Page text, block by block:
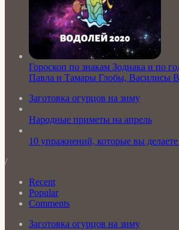
Гороскоп по знакам Зодиака и по
Павла и Тамары Глобы, Василисы
Заготовка огурцов на зиму
Народные приметы на апрель
10 упражнений, которые вы
/
Recent
Popular
Comments
Заготовка огурцов на зиму